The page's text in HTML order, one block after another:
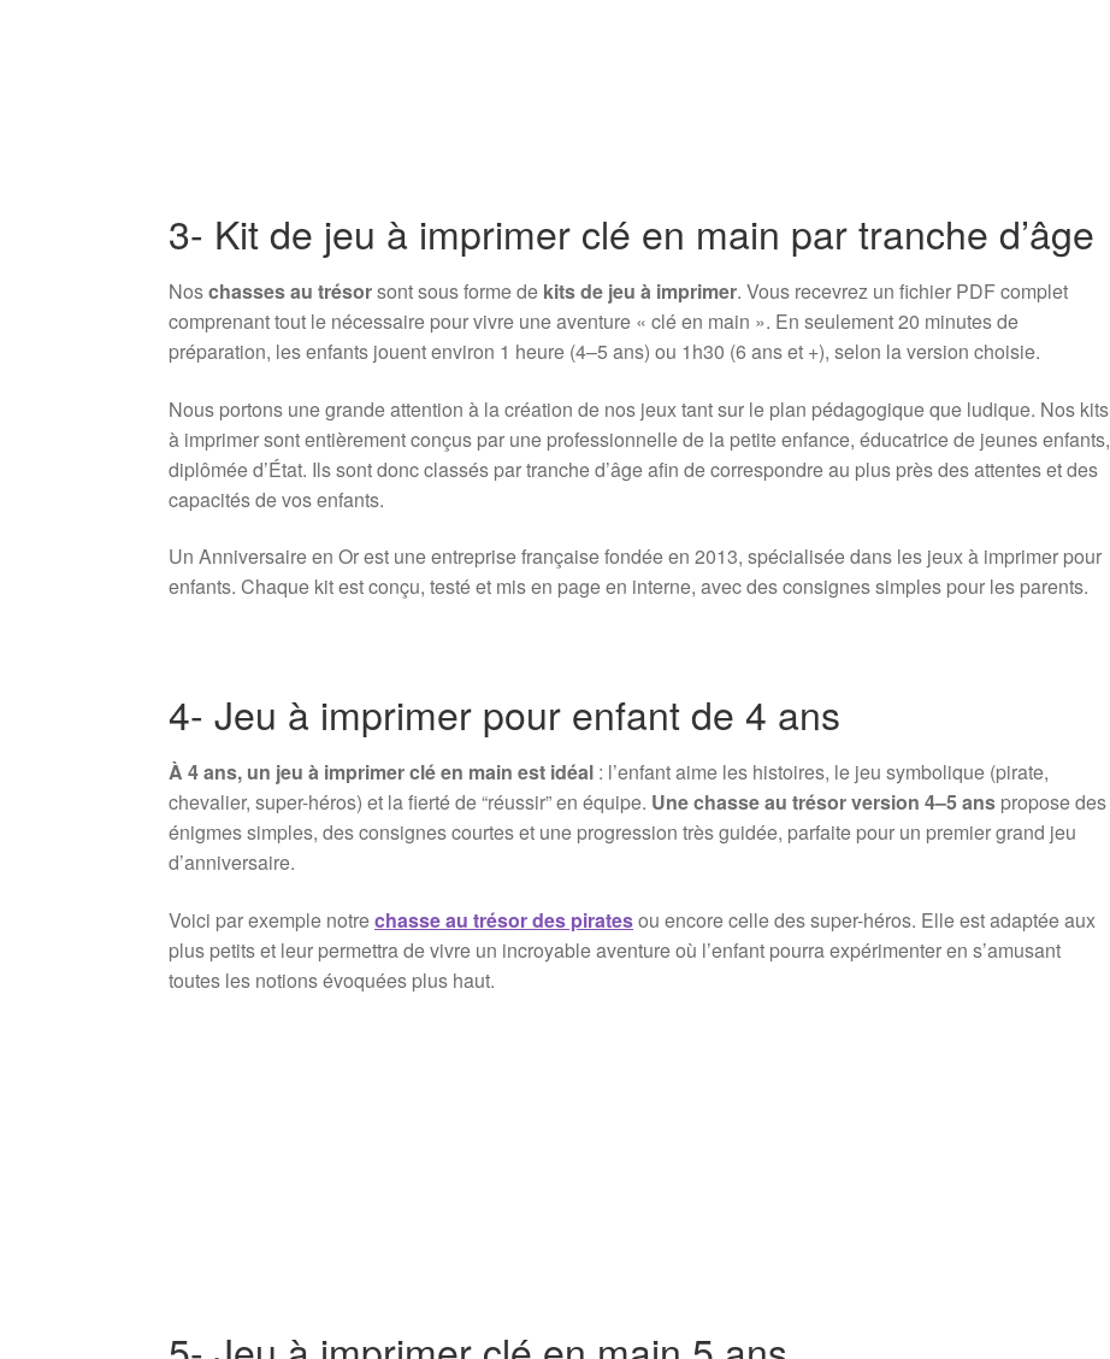
3- Kit de jeu à imprimer clé en main par tranche d’âge
Noschasses au trésorsont sous forme de kits de jeu à imprimer. Vous recevrez un fichier PDF complet
comprenant tout le nécessaire pour vivre une aventure « clé en main ». En seulement 20 minutes de
préparation, les enfants jouent environ 1 heure (4–5 ans) ou 1h30 (6 ans et +), selon la version choisie.
Nous portons une grande attention à la création de nos jeux tant sur le plan pédagogique que ludique. Nos kits
à imprimer sont entièrement conçus par une professionnelle de la petite enfance, éducatrice de jeunes enfants,
diplômée d’État. Ils sont donc classés par tranche d’âge afin de correspondre au plus près des attentes et des
capacités de vos enfants.
Un Anniversaire en Or est une entreprise française fondée en 2013, spécialisée dans les jeux à imprimer pour
enfants. Chaque kit est conçu, testé et mis en page en interne, avec des consignes simples pour les parents.
4- Jeu à imprimer pour enfant de 4 ans
À 4 ans, un jeu à imprimer clé en main est idéal : l’enfant aime les histoires, le jeu symbolique (pirate,
chevalier, super-héros) et la fierté de “réussir” en équipe. Une chasse au trésor version 4–5 ans propose des
énigmes simples, des consignes courtes et une progression très guidée, parfaite pour un premier grand jeu
d’anniversaire.
Voici par exemple notrechasse au trésor des piratesou encore celle des super-héros. Elle est adaptée aux
plus petits et leur permettra de vivre un incroyable aventure où l’enfant pourra expérimenter en s’amusant
toutes les notions évoquées plus haut.